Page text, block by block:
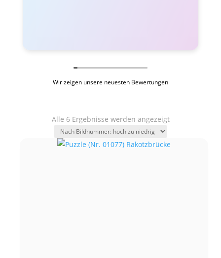
Wir zeigen unsere neuesten Bewertungen
Alle 6 Ergebnisse werden angezeigt